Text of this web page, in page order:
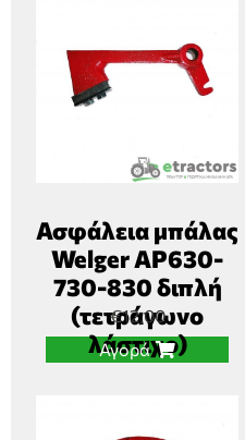
Ασφάλεια μπάλας
Welger AP630-
730-830 διπλή
(τετράγωνο
λάστιχο)
€12,00
Αγορά